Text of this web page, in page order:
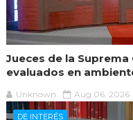
Jueces de la
evaluados en
Unknown Aug 06, 2026
DE INTERÉS